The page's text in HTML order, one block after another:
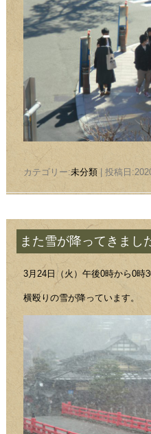
カテゴリー:未分類| 投稿日
また雪が降ってきまし
3月24日（火）午後0時から0時
横殴りの雪が降っています。